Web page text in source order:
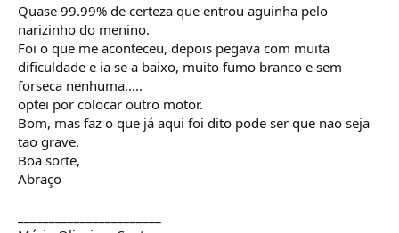
Quase 99.99% de certeza que entrou aguinha pelo
narizinho do menino.
Foi o que me aconteceu, depois pegava com muita
dificuldade e ia se a baixo, muito fumo branco e sem
forseca nenhuma.....
optei por colocar outro motor.
Bom, mas faz o que já aqui foi dito pode ser que nao seja
tao grave.
Boa sorte,
Abraço